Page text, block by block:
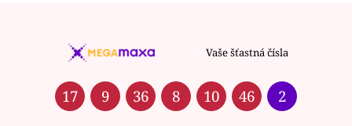
Vaše šťastná čísla
17 9 36 8 10 46 2